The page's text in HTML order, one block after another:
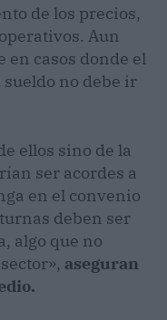
de los precios,
Aun
en casos donde el
no debe ir
ellos sino de la
ser acordes a
en el convenio
deben ser
algo que no
aseguran